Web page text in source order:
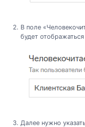
В поле
будет
Далее нужно